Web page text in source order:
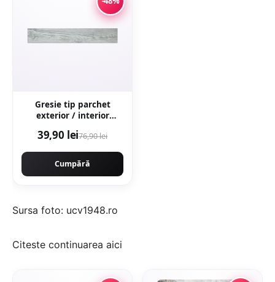
Gresie tip parchet
exterior / interior
mata portelanata
39,90 lei76,90 lei
Cumpără
Sursa foto: ucv1948.ro
Citeste continuarea aici